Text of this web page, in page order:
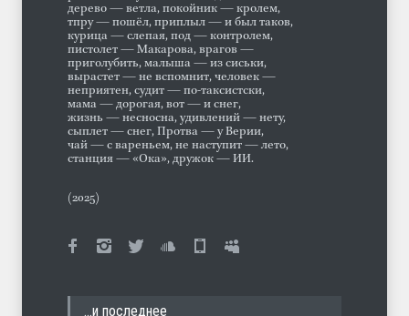
дерево — ветла, покойник — кролем,
тпру — пошёл, приплыл — и был таков,
курица — слепая, под — контролем,
пистолет — Макарова, врагов —
приголубить, малыша — из сиськи,
вырастет — не вспомнит, человек —
неприятен, судит — по-таксистски,
мама — дорогая, вот — и снег,
жизнь — несносна, удивлений — нету,
сыплет — снег, Протва — у Верии,
чай — с вареньем, не наступит — лето,
станция — «Ока», дружок — ИИ.
(2025)
…и последнее